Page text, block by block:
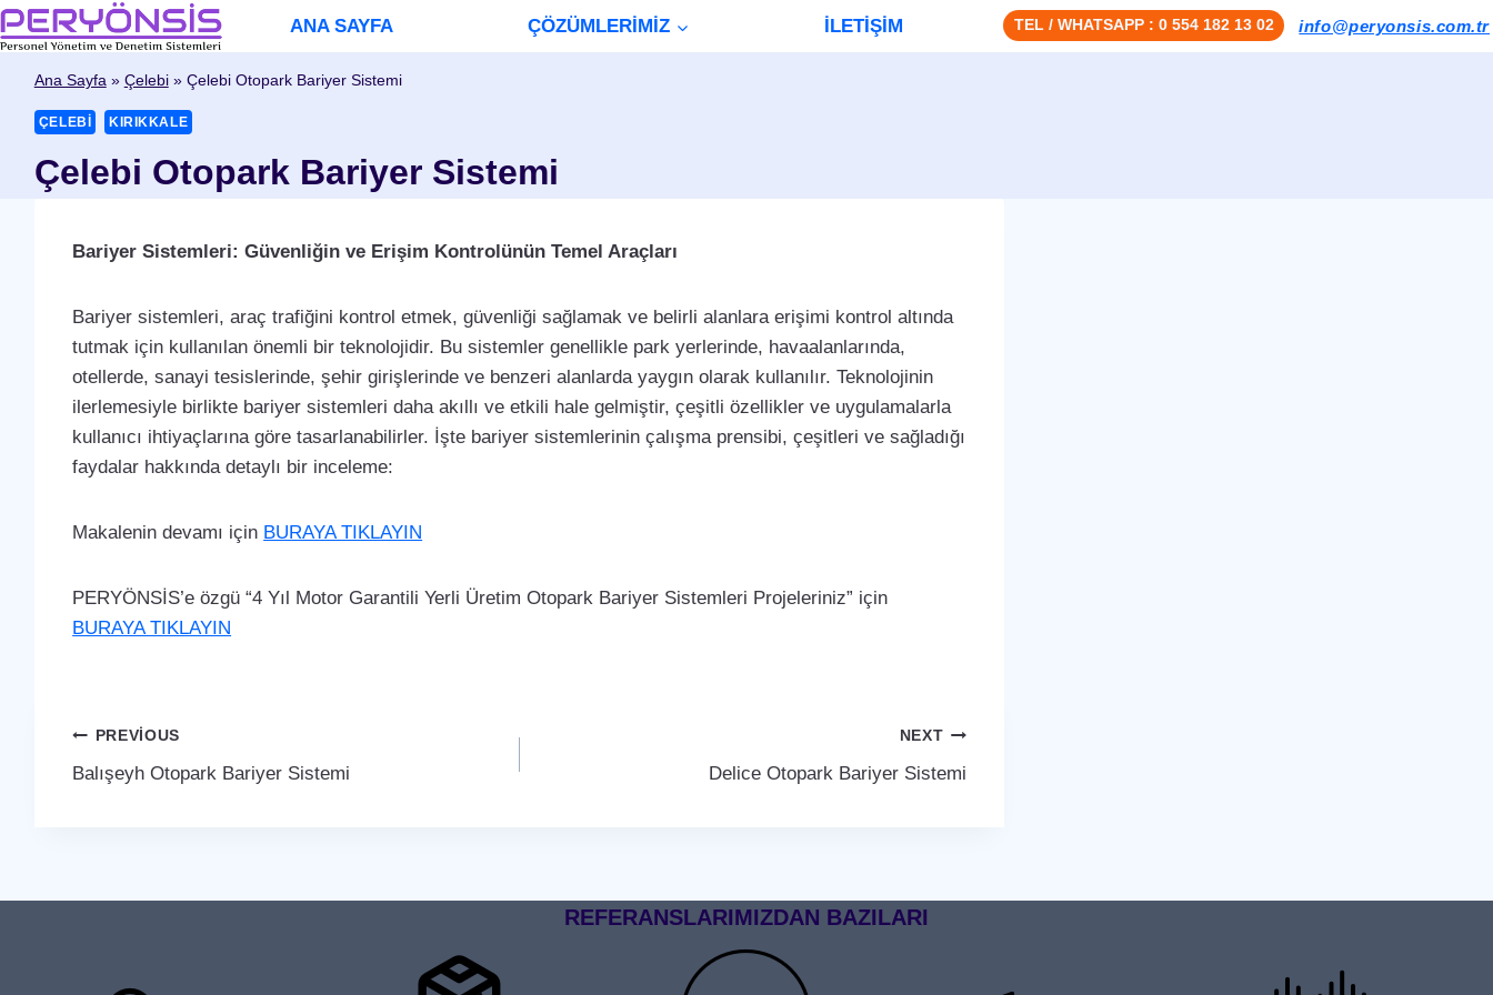
Skip
to
content
ANA SAYFA ÇÖZÜMLERİMİZ İLETİŞİM TEL / WHATSAPP : 0 554 182 13 02 info@peryonsis.com.tr
Ana Sayfa» Çelebi» Çelebi Otopark Bariyer Sistemi
ÇELEBI KIRIKKALE
Çelebi Otopark Bariyer Sistemi
Bariyer Sistemleri: Güvenliğin ve Erişim Kontrolünün Temel Araçları
Bariyer sistemleri, araç trafiğini kontrol etmek, güvenliği sağlamak ve belirli alanlara erişimi kontrol altında
tutmak için kullanılan önemli bir teknolojidir. Bu sistemler genellikle park yerlerinde, havaalanlarında,
otellerde, sanayi tesislerinde, şehir girişlerinde ve benzeri alanlarda yaygın olarak kullanılır. Teknolojinin
ilerlemesiyle birlikte bariyer sistemleri daha akıllı ve etkili hale gelmiştir, çeşitli özellikler ve uygulamalarla
kullanıcı ihtiyaçlarına göre tasarlanabilirler. İşte bariyer sistemlerinin çalışma prensibi, çeşitleri ve sağladığı
faydalar hakkında detaylı bir inceleme:
Makalenin devamı için BURAYA TIKLAYIN
PERYÖNSİS’e özgü “4 Yıl Motor Garantili Yerli Üretim Otopark Bariyer Sistemleri Projeleriniz” için
BURAYA TIKLAYIN
Yazı
gezinmesi
PREVIOUS
Balışeyh Otopark Bariyer Sistemi
NEXT
Delice Otopark Bariyer Sistemi
REFERANSLARIMIZDAN BAZILARI